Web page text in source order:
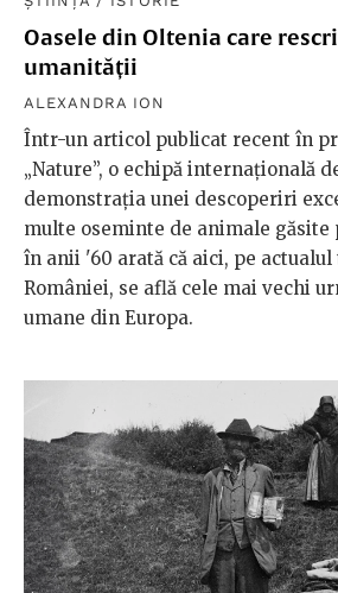
Oasele din Oltenia care
umanității
ALEXANDRA ION
Într-un articol publicat recent în
„Nature”, o echipă internațională
demonstrația unei descoperiri
multe oseminte de animale găsite
în anii '60 arată că aici, pe
României, se află cele mai vechi
umane din Europa.